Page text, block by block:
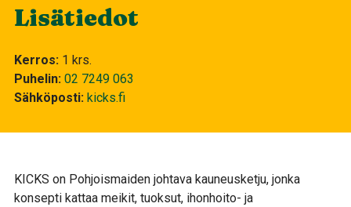
KICKS on Pohjoismaiden johtava kauneusketju, jonka
konsepti kattaa meikit, tuoksut, ihonhoito- ja
Lisätiedot
Kerros 1 krs.
Puhelin 02 7249 063
Sähköposti kicks.fi